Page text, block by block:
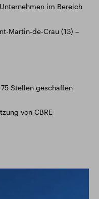
im Bereich
Martin-de-Crau (13) –
Stellen geschaffen
von CBRE